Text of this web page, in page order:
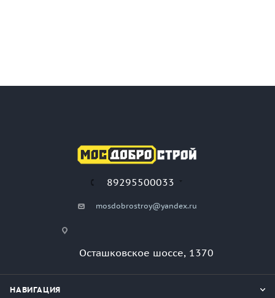
89295500033
mosdobrostroy@yandex.ru
Осташковское шоссе, 1370
НАВИГАЦИЯ